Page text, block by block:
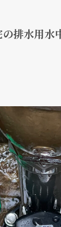
排水用水